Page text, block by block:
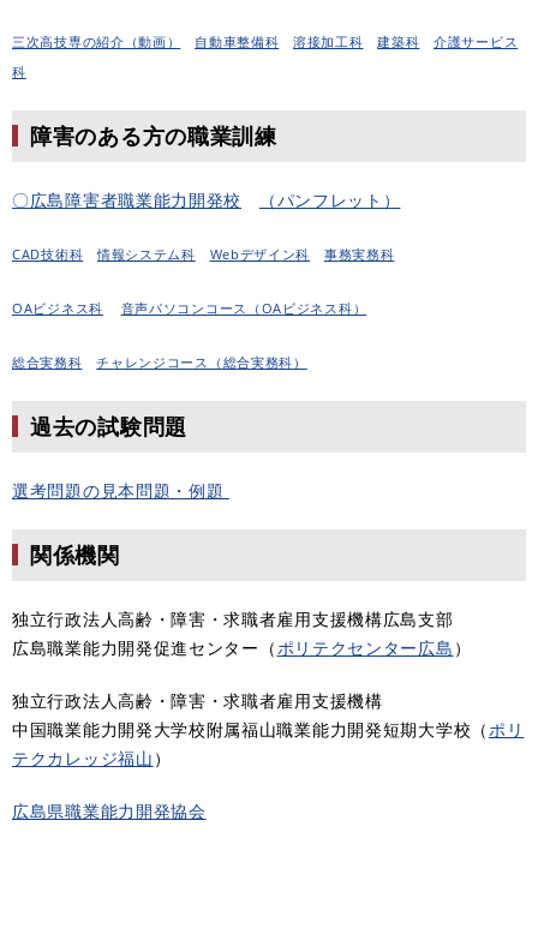
三次高技専の紹介（動画） 自動車整備科 溶接加工科 建築科
介護サービス
科
障害のある方の職業訓練
〇広島障害者職業能力開発校 （パンフレット）
CAD技術科 情報システム科 Webデザイン科 事務実務科
OAビジネス科 音声パソコンコース（OAビジネス科）
総合実務科 チャレンジコース（総合実務科）
過去の試験問題
選考問題の見本問題・例題
関係機関
独立行政法人高齢・障害・求職者雇用支援機構広島支部
広島職業能力開発促進センター（ ポリテクセンター広島 ）
独立行政法人高齢・障害・求職者雇用支援機構
中国職業能力開発大学校附属福山職業能力開発短期大学校（ ポリ
テクカレッジ福山 ）
広島県職業能力開発協会